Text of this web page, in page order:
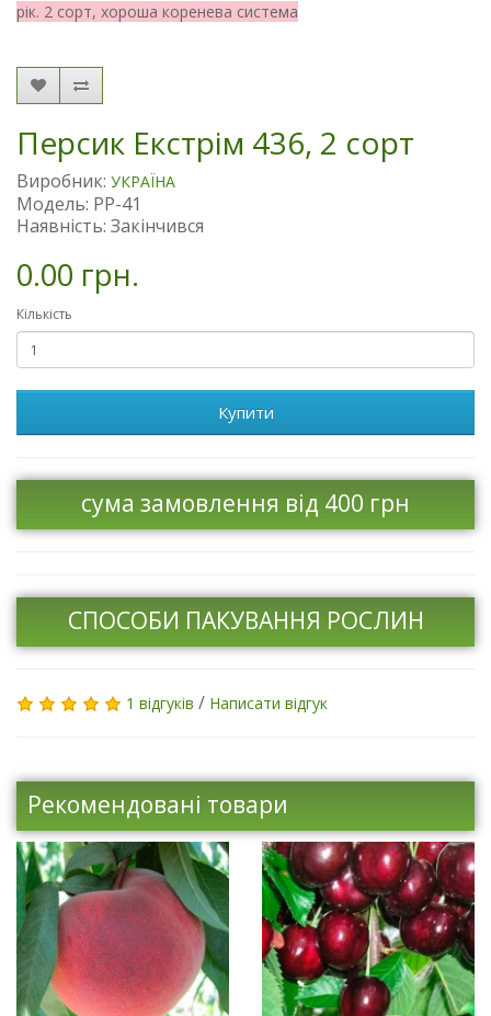
рік. 2 сорт, хороша коренева система
Персик Екстрім 436, 2 сорт
Виробник: УКРАЇНА
Модель: PP-41
Наявність: Закінчився
0.00 грн.
Кількість
Купити
сума замовлення від 400 грн
СПОСОБИ ПАКУВАННЯ РОСЛИН
1 відгуків / Написати відгук
Рекомендовані товари